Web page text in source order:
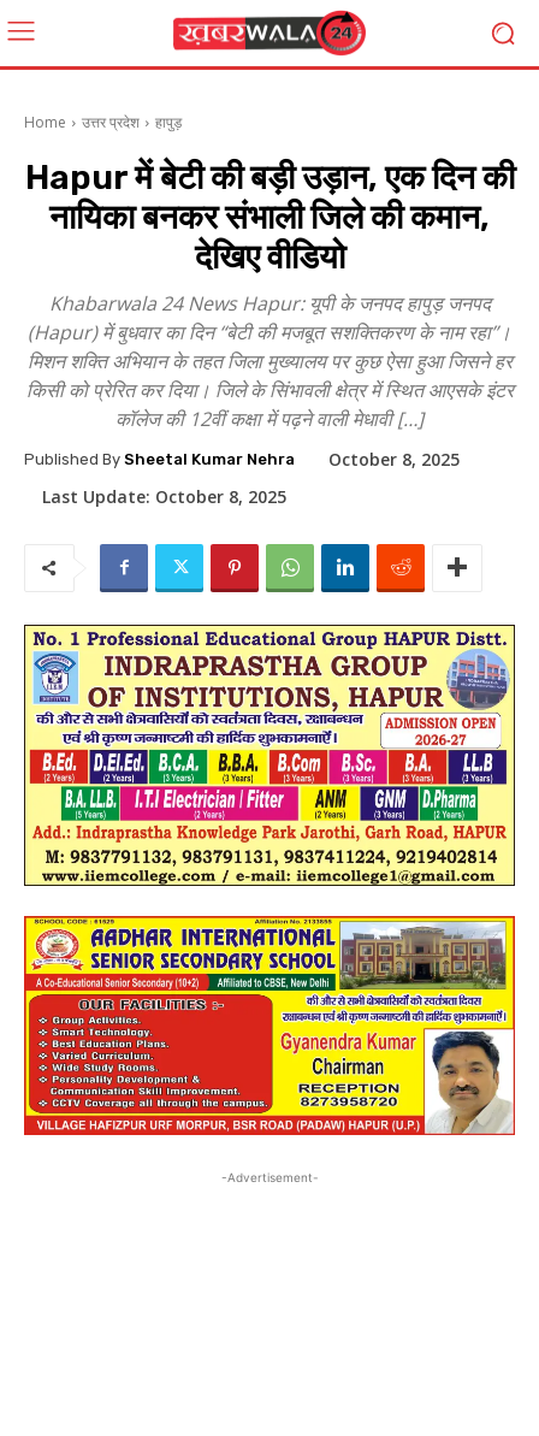
Home उत्तर प्रदेश हापुड़
Hapur में बेटी की बड़ी उड़ान, एक दिन की
नायिका बनकर संभाली जिले की कमान,
देखिए वीडियो
Khabarwala 24 News Hapur: यूपी के जनपद हापुड़ जनपद
(Hapur) में बुधवार का दिन “बेटी की मजबूत सशक्तिकरण के नाम रहा”।
मिशन शक्ति अभियान के तहत जिला मुख्यालय पर कुछ ऐसा हुआ जिसने हर
किसी को प्रेरित कर दिया। जिले के सिंभावली क्षेत्र में स्थित आएसके इंटर
कॉलेज की 12वीं कक्षा में पढ़ने वाली मेधावी […]
Published By Sheetal Kumar Nehra
October 8, 2025
Last Update: October 8, 2025
-Advertisement-